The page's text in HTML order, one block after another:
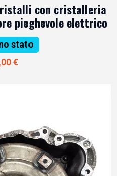
con cristalleria
pieghevole elettrico
stato
€